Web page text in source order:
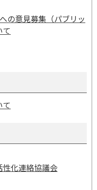
の意見募集（パブリッ
て
化連絡協議会